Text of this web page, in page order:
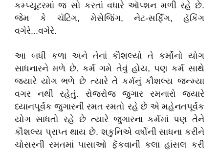
કમ્પ્યૂટરમાં જ સો કરતાં વધારે ઑપ્શન મળી રહે છે.
જેમ કે ચૅટિંગ, મેસેજિંગ, નેટ-સર્ફિંગ, હૅકિંગ
વગેરે...વગેરે.
આ બધી કળા અને તેનાં કૌશલ્યો તે કર્મોનો યોગ
સાધનારને મળે છે. કર્મ ગમે તેવું હોય, પણ કર્મ સાથે
જ્યારે યોગ ભળે છે ત્યારે તે કર્મનું કૌશલ્ય જન્મ્યા
વગર નથી રહેતું. રોજરોજ જુગાર રમનારો જ્યારે
ધ્યાનપૂર્વક જુગારની રમત રમતો રહે છે એ મહેનતપૂર્વક
યોગ સાધતો રહે છે ત્યારે જુગારના કર્મમાં પણ તેને
કૌશલ્ય પ્રાપ્ત થાય છે. શકુનિએ વર્ષોની સાધના કરીને
ચોસરની રમતમાં પાસાઓ ફેંકવાની કલા હાંસલ કરી